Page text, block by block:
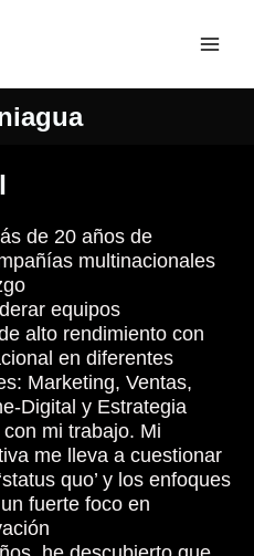
de 20 años de
multinacionales
equipos
alto rendimiento con
en diferentes
Marketing, Ventas,
Digital y Estrategia
mi trabajo. Mi
me lleva a cuestionar
quo’ y los enfoques
fuerte foco en